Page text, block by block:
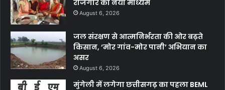
रोजगार का नया माध्यम
August 6, 2026
जल संरक्षण से आत्मनिर्भरता की ओर बढ़ते
किसान, ‘मोर गांव-मोर पानी’ अभियान का
असर
August 6, 2026
मुंगेली में लगेगा छत्तीसगढ़ का पहला BEML